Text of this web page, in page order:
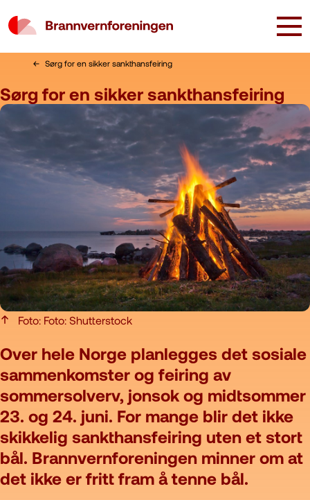
Sørg for en sikker sankthansfeiring
Foto: Foto: Shutterstock
Sørg for en sikker sankthansfeiring
Over hele Norge planlegges det sosiale
sammenkomster og feiring av
sommersolverv, jonsok og midtsommer
23. og 24. juni. For mange blir det ikke
skikkelig sankthansfeiring uten et stort
bål. Brannvernforeningen minner om at
det ikke er fritt fram å tenne bål.